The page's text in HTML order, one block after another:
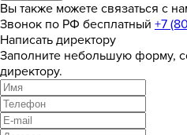
Вы также можете связаться с
Звонок по РФ бесплатный +7
Написать директору
Заполните небольшую форму,
директору.